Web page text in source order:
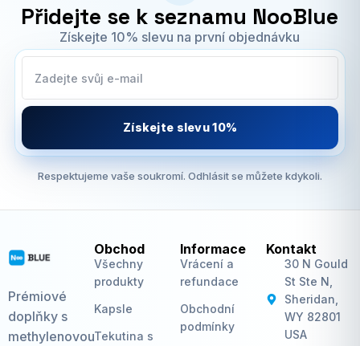
Přidejte se k seznamu NooBlue
Získejte 10% slevu na první objednávku
Získejte slevu 10%
Respektujeme vaše soukromí. Odhlásit se můžete kdykoli.
Prémiové
doplňky s
methylenovou
Obchod
Všechny
produkty
Kapsle
Tekutina s
Informace
Vrácení a
refundace
Obchodní
podmínky
Kontakt
30 N Gould
St Ste N,
Sheridan,
WY 82801
USA